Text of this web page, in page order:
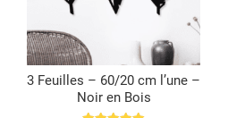
3 Feuilles – 60/20 cm l’une –
Noir en Bois